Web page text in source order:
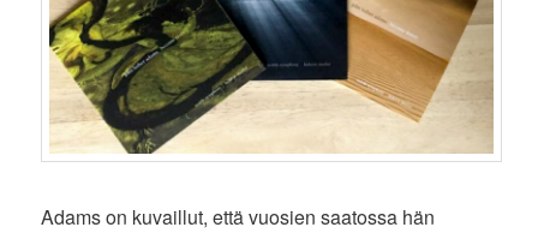
Adams on kuvaillut, että vuosien saatossa hän